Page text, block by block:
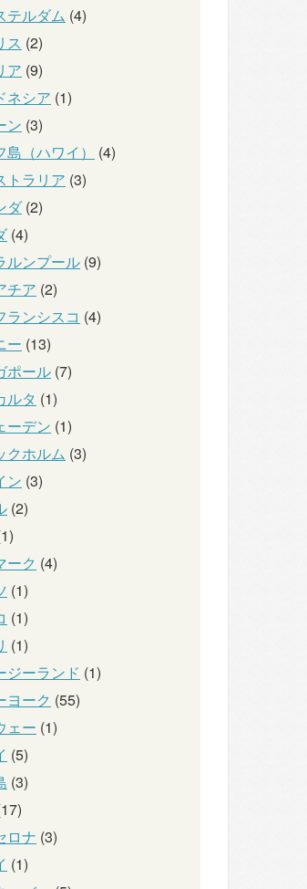
テルダム (4)
ス (2)
ア (9)
ネシア (1)
ン (3)
島（ハワイ）
(4)
トラリア (3)
ダ(2)
(4)
ルンプール (9)
チア (2)
ランシスコ (4)
ー (13)
ポール (7)
ルタ (1)
ーデン (1)
クホルム (3)
ン (3)
(2)
ーク (4)
(1)
(1)
(1)
ジーランド (1)
ヨーク (55)
ェー (1)
(5)
(3)
ロナ (3)
(1)